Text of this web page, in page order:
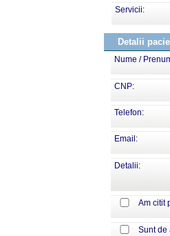
Servicii:
Detalii
Nume /
CNP:
Telefon:
Email:
Detalii:
Am citit
Sunt de